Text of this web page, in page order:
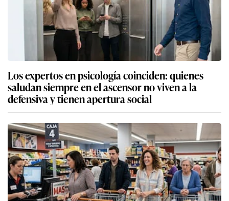
Los expertos en psicología coinciden: quienes
saludan siempre en el ascensor no viven a la
defensiva y tienen apertura social